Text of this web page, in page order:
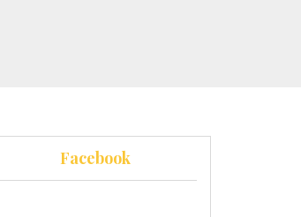
Facebook